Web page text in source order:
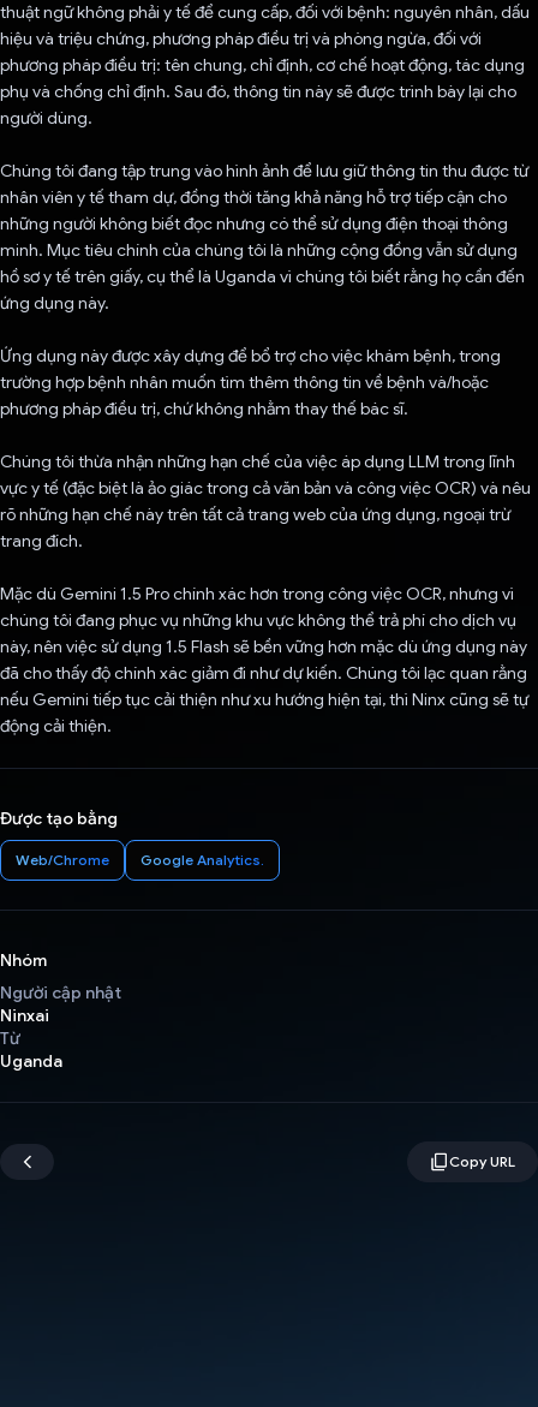
thuật ngữ không phải y tế để cung cấp, đối với bệnh: nguyên nhân, dấu
hiệu và triệu chứng, phương pháp điều trị và phòng ngừa, đối với
phương pháp điều trị: tên chung, chỉ định, cơ chế hoạt động, tác dụng
phụ và chống chỉ định. Sau đó, thông tin này sẽ được trình bày lại cho
người dùng.
Chúng tôi đang tập trung vào hình ảnh để lưu giữ thông tin thu được từ
nhân viên y tế tham dự, đồng thời tăng khả năng hỗ trợ tiếp cận cho
những người không biết đọc nhưng có thể sử dụng điện thoại thông
minh. Mục tiêu chính của chúng tôi là những cộng đồng vẫn sử dụng
hồ sơ y tế trên giấy, cụ thể là Uganda vì chúng tôi biết rằng họ cần đến
ứng dụng này.
Ứng dụng này được xây dựng để bổ trợ cho việc khám bệnh, trong
trường hợp bệnh nhân muốn tìm thêm thông tin về bệnh và/hoặc
phương pháp điều trị, chứ không nhằm thay thế bác sĩ.
Chúng tôi thừa nhận những hạn chế của việc áp dụng LLM trong lĩnh
vực y tế (đặc biệt là ảo giác trong cả văn bản và công việc OCR) và nêu
rõ những hạn chế này trên tất cả trang web của ứng dụng, ngoại trừ
trang đích.
Mặc dù Gemini 1.5 Pro chính xác hơn trong công việc OCR, nhưng vì
chúng tôi đang phục vụ những khu vực không thể trả phí cho dịch vụ
này, nên việc sử dụng 1.5 Flash sẽ bền vững hơn mặc dù ứng dụng này
đã cho thấy độ chính xác giảm đi như dự kiến. Chúng tôi lạc quan rằng
nếu Gemini tiếp tục cải thiện như xu hướng hiện tại, thì Ninx cũng sẽ tự
động cải thiện.
Được tạo bằng
Web/Chrome Google Analytics.
Nhóm
Người cập nhật
Ninxai
Từ
Uganda